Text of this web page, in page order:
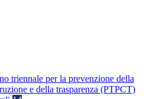
triennale per la prevenzione della
e della trasparenza (PTPCT)